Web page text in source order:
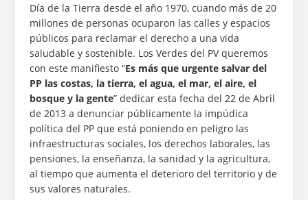
Día de la Tierra desde el año 1970, cuando más de 20
millones de personas ocuparon las calles y espacios
públicos para reclamar el derecho a una vida
saludable y sostenible. Los Verdes del PV queremos
con este manifiesto “Es más que urgente salvar del
PP las costas, la tierra, el agua, el mar, el aire, el
bosque y la gente” dedicar esta fecha del 22 de Abril
de 2013 a denunciar públicamente la impúdica
política del PP que está poniendo en peligro las
infraestructuras sociales, los derechos laborales, las
pensiones, la enseñanza, la sanidad y la agricultura,
al tiempo que aumenta el deterioro del territorio y de
sus valores naturales.